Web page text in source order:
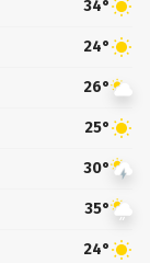
34°
24°
26°
25°
30°
35°
24°